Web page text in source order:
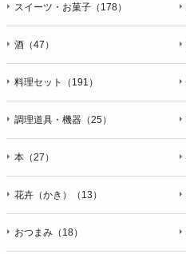
スイーツ・お菓子（178）
酒（47）
料理セット（191）
調理道具・機器（25）
本（27）
花卉（かき）（13）
おつまみ（18）